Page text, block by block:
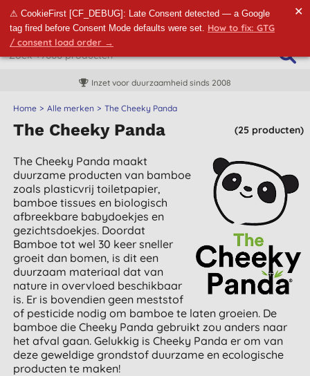
⚠ CookieFirst [CF_DEBUG]: Late Consent detected — a Google
tag fired before Consent Mode defaults were set. How to fix: GTG
/ consent load order →
✕
Inzet voor duurzaamheid sinds 2008
Home Alle merken The Cheeky Panda
(25 producten)
The Cheeky Panda
The Cheeky Panda maakt
duurzame producten van bamboe
zoals plasticvrij toiletpapier,
bamboe tissues en biologisch
afbreekbare babydoekjes en
gezichtsdoekjes. Doordat
Bamboe tot wel 30 keer sneller
groeit dan bomen, is dit een
duurzaam materiaal dat van
nature in overvloed beschikbaar
is. Er is bovendien geen meststof
of pesticide nodig om bamboe te laten groeien. De
bamboe die Cheeky Panda gebruikt zou anders naar
het afval gaan. Gelukkig is Cheeky Panda er om van
deze geweldige grondstof duurzame en ecologische
producten te maken!